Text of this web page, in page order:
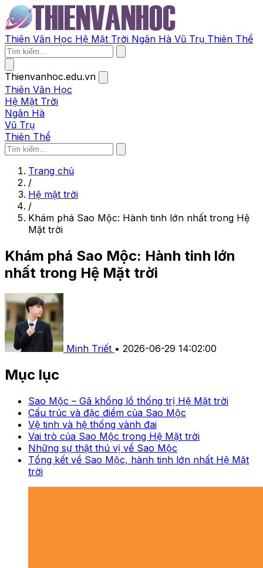
Thiên Văn Học Hệ Mặt Trời Ngân Hà Vũ Trụ Thiên Thể
Thienvanhoc.edu.vn
Thiên Văn Học
Hệ Mặt Trời
Ngân Hà
Vũ Trụ
Thiên Thể
Trang chủ
/
Hệ mặt trời
/
Khám phá Sao Mộc: Hành tinh lớn nhất trong Hệ
Mặt trời
Khám phá Sao Mộc: Hành tinh lớn
nhất trong Hệ Mặt trời
Minh Triết • 2026-06-29 14:02:00
Mục lục
Sao Mộc – Gã khổng lồ thống trị Hệ Mặt trời
Cấu trúc và đặc điểm của Sao Mộc
Vệ tinh và hệ thống vành đai
Vai trò của Sao Mộc trong Hệ Mặt trời
Những sự thật thú vị về Sao Mộc
Tổng kết về Sao Mộc, hành tinh lớn nhất Hệ Mặt
trời